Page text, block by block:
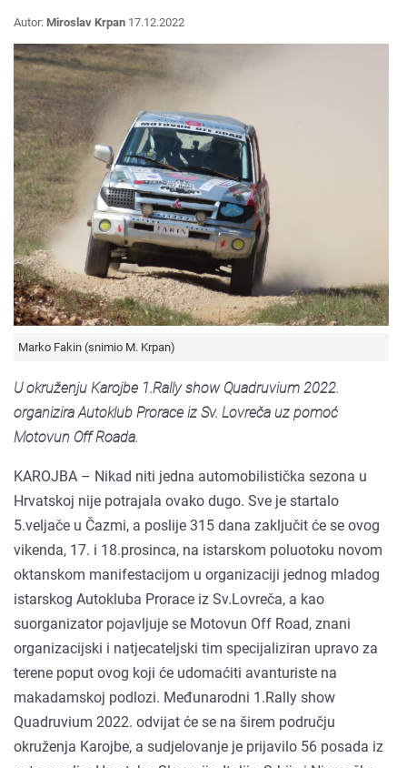
Autor: Miroslav Krpan 17.12.2022
Marko Fakin (snimio M. Krpan)
U okruženju Karojbe 1.Rally show Quadruvium 2022.
organizira Autoklub Prorace iz Sv. Lovreča uz pomoć
Motovun Off Roada.
KAROJBA – Nikad niti jedna automobilistička sezona u
Hrvatskoj nije potrajala ovako dugo. Sve je startalo
5.veljače u Čazmi, a poslije 315 dana zaključit će se ovog
vikenda, 17. i 18.prosinca, na istarskom poluotoku novom
oktanskom manifestacijom u organizaciji jednog mladog
istarskog Autokluba Prorace iz Sv.Lovreča, a kao
suorganizator pojavljuje se Motovun Off Road, znani
organizacijski i natjecateljski tim specijaliziran upravo za
terene poput ovog koji će udomaćiti avanturiste na
makadamskoj podlozi. Međunarodni 1.Rally show
Quadruvium 2022. odvijat će se na širem području
okruženja Karojbe, a sudjelovanje je prijavilo 56 posada iz